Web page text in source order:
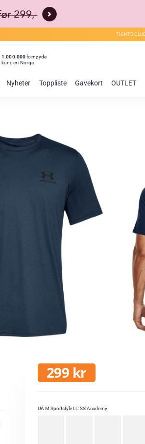
TIGHTS
1.000.000fornøyde
kunder i Norge
Nyheter Toppliste Gavekort OUTLET
299 kr
UA M Sportstyle LC SS Academy